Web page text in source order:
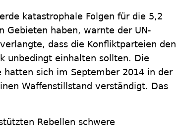
katastrophale Folgen für die 5,2
Gebieten haben, warnte der UN-
dass die Konfliktparteien den
unbedingt einhalten sollten. Die
hatten sich im September 2014 in der
Waffenstillstand verständigt. Das
Rebellen schwere